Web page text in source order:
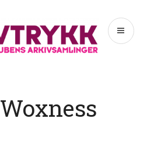
Avtrykk
Woxness